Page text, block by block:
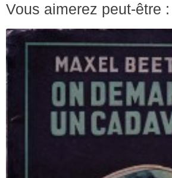
Vous aimerez peut-être :